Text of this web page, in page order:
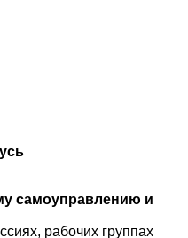
самоуправлению и
рабочих группах